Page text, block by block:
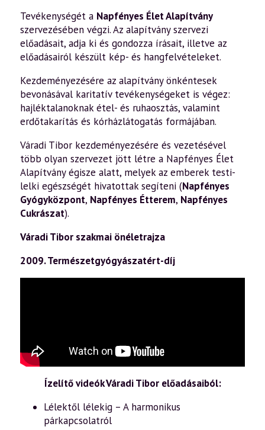
Tevékenységét a Napfényes Élet Alapítvány
szervezésében végzi. Az alapítvány szervezi
előadásait, adja ki és gondozza írásait, illetve az
előadásairól készült kép- és hangfelvételeket.
Kezdeményezésére az alapítvány önkéntesek
bevonásával karitatív tevékenységeket is végez:
hajléktalanoknak étel- és ruhaosztás, valamint
erdőtakarítás és kórházlátogatás formájában.
Váradi Tibor kezdeményezésére és vezetésével
több olyan szervezet jött létre a Napfényes Élet
Alapítvány égisze alatt, melyek az emberek testi-
lelki egészségét hivatottak segíteni (Napfényes
Gyógyközpont, Napfényes Étterem, Napfényes
Cukrászat).
Váradi Tibor szakmai önéletrajza
2009. Természetgyógyászatért-díj
Ízelítő videók Váradi Tibor előadásaiból:
Lélektől lélekig – A harmonikus
párkapcsolatról